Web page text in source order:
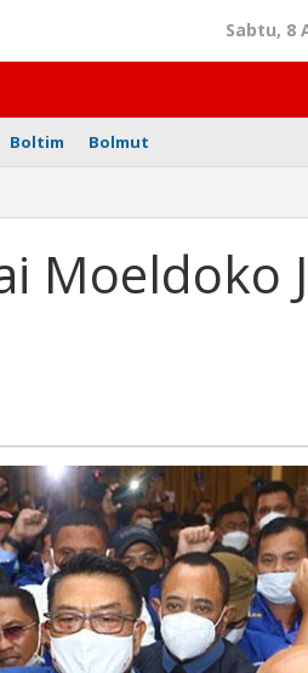
Sabtu, 8
Boltim Bolmut
Moeldoko